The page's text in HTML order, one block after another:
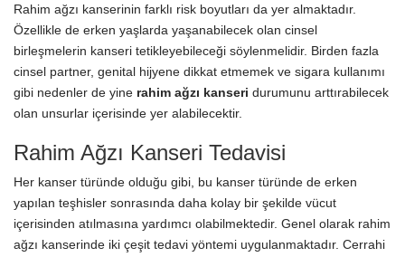
Rahim ağzı kanserinin farklı risk boyutları da yer almaktadır.
Özellikle de erken yaşlarda yaşanabilecek olan cinsel
birleşmelerin kanseri tetikleyebileceği söylenmelidir. Birden fazla
cinsel partner, genital hijyene dikkat etmemek ve sigara kullanımı
gibi nedenler de yine rahim ağzı kanseri durumunu arttırabilecek
olan unsurlar içerisinde yer alabilecektir.
Rahim Ağzı Kanseri Tedavisi
Her kanser türünde olduğu gibi, bu kanser türünde de erken
yapılan teşhisler sonrasında daha kolay bir şekilde vücut
içerisinden atılmasına yardımcı olabilmektedir. Genel olarak rahim
ağzı kanserinde iki çeşit tedavi yöntemi uygulanmaktadır. Cerrahi